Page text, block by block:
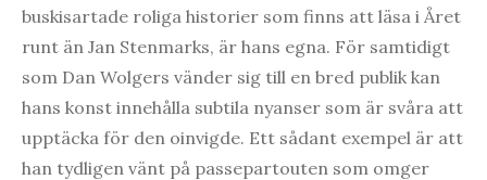
buskisartade roliga historier som finns att läsa i Året
runt än Jan Stenmarks, är hans egna. För samtidigt
som Dan Wolgers vänder sig till en bred publik kan
hans konst innehålla subtila nyanser som är svåra att
upptäcka för den oinvigde. Ett sådant exempel är att
han tydligen vänt på passepartouten som omger